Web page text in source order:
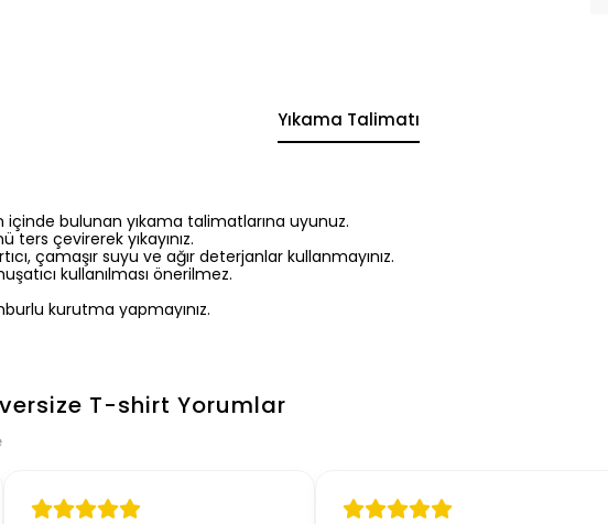
Yıkama Talimatı
içinde bulunan yıkama talimatlarına uyunuz.
ters çevirerek yıkayınız.
çamaşır suyu ve ağır deterjanlar kullanmayınız.
kullanılması önerilmez.
kurutma yapmayınız.
T-shirt Yorumlar